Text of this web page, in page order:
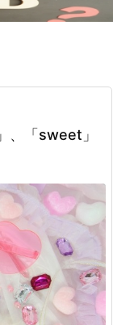

、「sweet」